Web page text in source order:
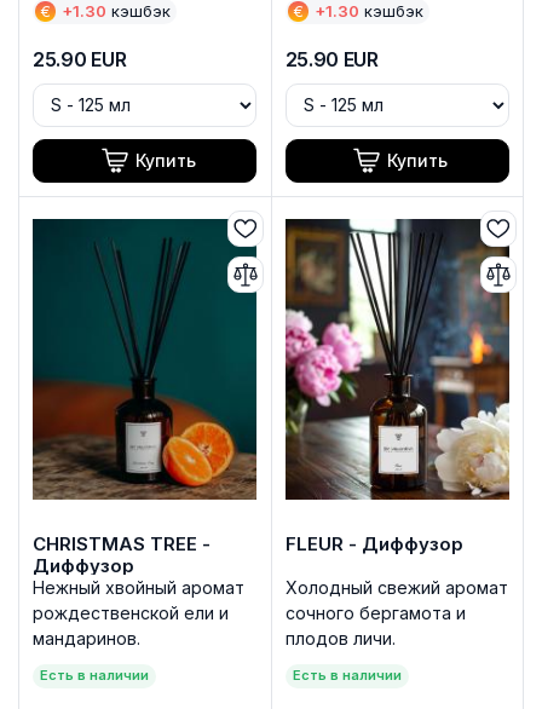
€ +1.30 кэшбэк
25.90 EUR
Купить
€ +1.30 кэшбэк
25.90 EUR
Купить
CHRISTMAS TREE -
Диффузор
Нежный хвойный аромат
рождественской ели и
мандаринов.
Есть в наличии
FLEUR - Диффузор
Холодный свежий аромат
сочного бергамота и
плодов личи.
Есть в наличии